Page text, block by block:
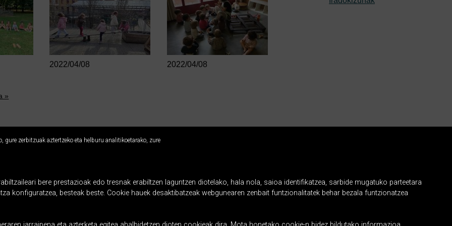
2022/04/08 2022/04/08
»
Usabal 26, 20400 Tolosa
gure zerbitzuak aztertzeko eta helburu analitikoetarako, zure
bere prestazioak edo tresnak erabiltzen laguntzen diotelako, hala nola, saioa identifikatzea, sarbide mugatuko parteetara
konfiguratzea, besteak beste. Cookie hauek desaktibatzeak webgunearen zenbait funtzionalitatek behar bezala funtzionatzea